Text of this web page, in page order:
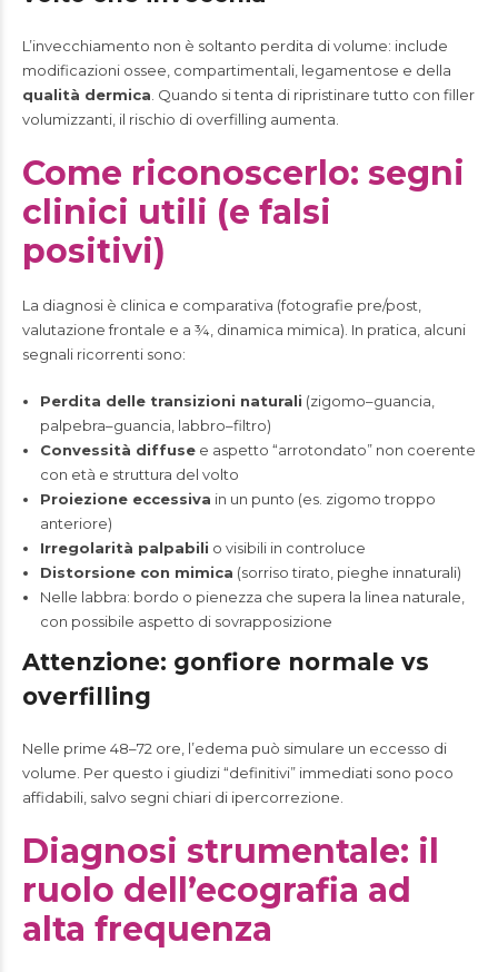
L’invecchiamento non è soltanto perdita di volume: include
modificazioni ossee, compartimentali, legamentose e della
qualità dermica . Quando si tenta di ripristinare tutto con filler
volumizzanti, il rischio di overfilling aumenta.
Come riconoscerlo: segni
clinici utili (e falsi
positivi)
La diagnosi è clinica e comparativa (fotografie pre/post,
valutazione frontale e a ¾, dinamica mimica). In pratica, alcuni
segnali ricorrenti sono:
Perdita delle transizioni naturali (zigomo–guancia,
palpebra–guancia, labbro–filtro)
Convessità diffusee aspetto “arrotondato” non coerente
con età e struttura del volto
Proiezione eccessiva in un punto (es. zigomo troppo
anteriore)
Irregolarità palpabili o visibili in controluce
Distorsione con mimica (sorriso tirato, pieghe innaturali)
Nelle labbra: bordo o pienezza che supera la linea naturale,
con possibile aspetto di sovrapposizione
Attenzione: gonfiore normale vs
overfilling
Nelle prime 48–72 ore, l’edema può simulare un eccesso di
volume. Per questo i giudizi “definitivi” immediati sono poco
affidabili, salvo segni chiari di ipercorrezione.
Diagnosi strumentale: il
ruolo dell’ecografia ad
alta frequenza